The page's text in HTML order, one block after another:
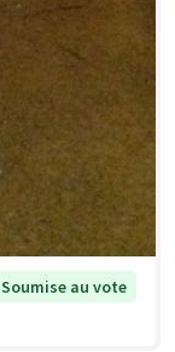
Soumise au vote